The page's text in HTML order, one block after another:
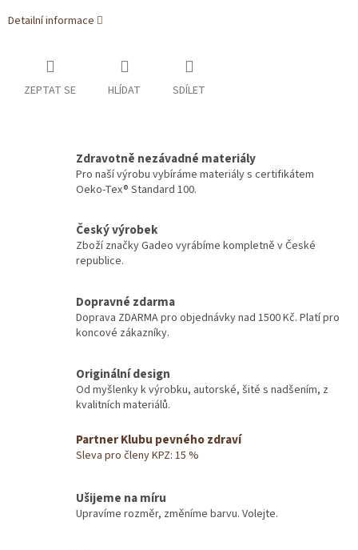
Detailní informace
ZEPTAT SE HLÍDAT SDÍLET
Zdravotně nezávadné materiály
Pro naší výrobu vybíráme materiály s certifikátem
Oeko-Tex® Standard 100.
Český výrobek
Zboží značky Gadeo vyrábíme kompletně v České
republice.
Dopravné zdarma
Doprava ZDARMA pro objednávky nad 1500 Kč. Platí pro
koncové zákazníky.
Originální design
Od myšlenky k výrobku, autorské, šité s nadšením, z
kvalitních materiálů.
Partner Klubu pevného zdraví
Sleva pro členy KPZ: 15 %
Ušijeme na míru
Upravíme rozměr, změníme barvu. Volejte.